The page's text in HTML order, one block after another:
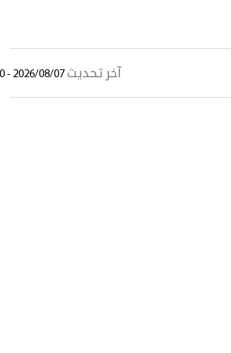
آخر تحديث 2026/08/07 - 7:20 AM